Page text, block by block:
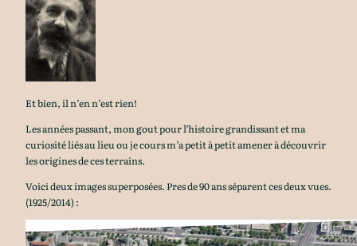
Et bien, il n’en n’est rien!
Les années passant, mon gout pour l’histoire grandissant et ma
curiosité liés au lieu ou je cours m’a petit à petit amener à découvrir
les origines de ces terrains.
Voici deux images superposées. Pres de 90 ans séparent ces deux vues.
(1925/2014) :